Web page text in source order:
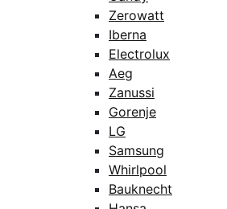
Zerowatt
Iberna
Electrolux
Aeg
Zanussi
Gorenje
LG
Samsung
Whirlpool
Bauknecht